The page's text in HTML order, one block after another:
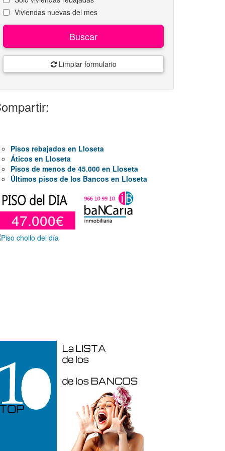
Viviendas nuevas del mes
Buscar
Limpiar formulario
Pisos rebajados en Lloseta
Áticos en Lloseta
Pisos de menos de 45.000 en Lloseta
Últimos pisos de los Bancos en Lloseta
47.000€